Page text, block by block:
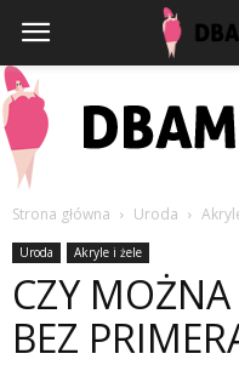
Strona główna Uroda
Uroda Akryle i żele
CZY
BEZ